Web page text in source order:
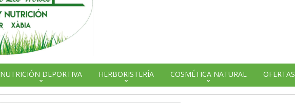
NUTRICIÓN DEPORTIVA HERBORISTERÍA COSMÉTICA NATURAL OFERTAS